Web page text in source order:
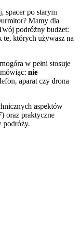
spacer po starym
Mamy dla
podróżny budżet:
te, których używasz na
w pełni stosuje
nie
aparat czy drona
aspektów
oraz praktyczne
podróży.